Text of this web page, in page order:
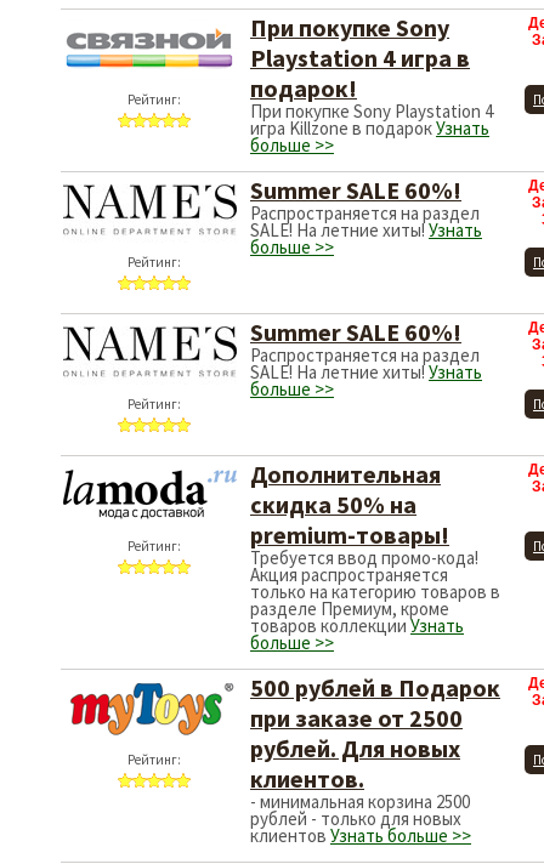
Рейтинг:
При покупке Sony
Playstation 4 игра в
подарок!
При покупке Sony Playstation 4
игра Killzone в подарокУзнать
больше >>
Рейтинг:
Summer SALE 60%!
Распространяется на раздел
SALE! На летние хиты!Узнать
больше >>
Рейтинг:
Summer SALE 60%!
Распространяется на раздел
SALE! На летние хиты!Узнать
больше >>
Рейтинг:
Дополнительная
скидка 50% на
premium-товары!
Требуется ввод промо-кода!
Акция распространяется
только на категорию товаров в
разделе Премиум, кроме
товаров коллекцииУзнать
больше >>
Рейтинг:
500 рублей в Подарок
при заказе от 2500
рублей. Для новых
клиентов.
- минимальная корзина 2500
рублей - только для новых
клиентов Узнать больше >>